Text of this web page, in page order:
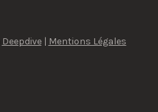
Deepdive| Mentions Légales